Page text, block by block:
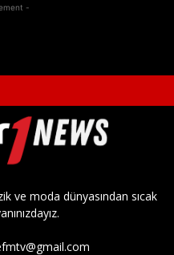
-
ve moda dünyasından sıcak